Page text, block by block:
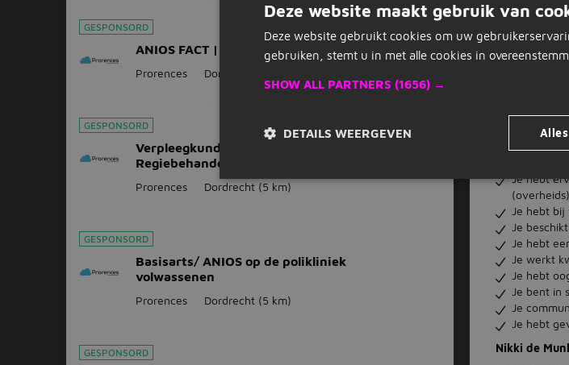
GESPONSORD
ANIOS FACT | Dordrecht | 24 - 36 uur
Prorences Dordrecht
GESPONSORD
Verpleegkundig Specialist GGZ |
Regiebehandelaar met impact
Prorences Dordrecht (5 km)
GESPONSORD
Basisarts/ ANIOS op de polikliniek
volwassenen
Prorences Dordrecht (5 km)
GESPONSORD
Zwijndrecht
Zwijndrecht,
Ze staat
Ze gelooft
dragen. Dat
elkaar op
Wat breng jij
Je hebt
Je hebt
Je
Je hebt
Je werkt
Je hebt
Je bent in
Je
Je hebt
Nikki de
Deze website maakt gebruik van
Deze website gebruikt cookies om uw
gebruiken, stemt u in met alle cookies in
SHOW ALL PARTNERS (1656) →
DETAILS WEERGEVEN